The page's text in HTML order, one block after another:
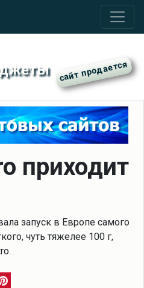
приходит
запуск в Европе самого
чуть тяжелее 100 г,